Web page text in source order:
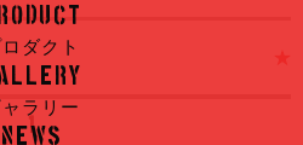
ダクト
ラリー
news
1